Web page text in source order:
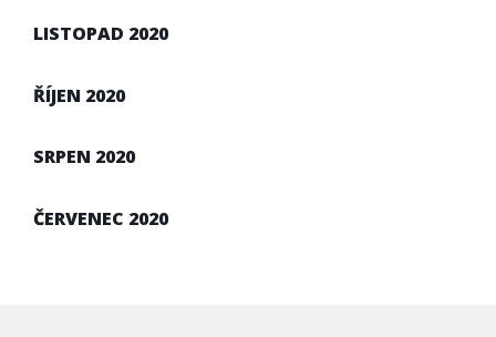
LISTOPAD 2020
ŘÍJEN 2020
SRPEN 2020
ČERVENEC 2020